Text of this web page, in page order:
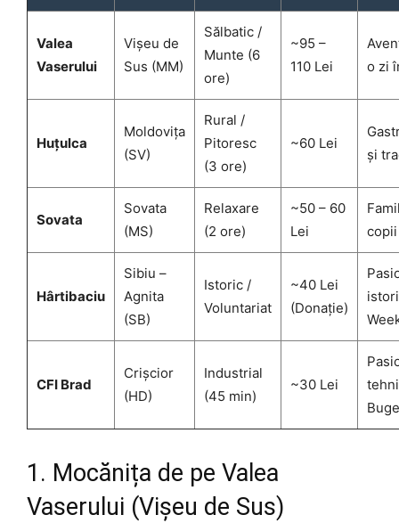
Valea
Vaserului
Vișeu de
Sus (MM)
Sălbatic /
Munte (6
ore)
~95 –
110 Lei
o zi
Huțulca
Moldovița
(SV)
Rural /
Pitoresc
(3 ore)
~60 Lei
și
Sovata
Sovata
(MS)
Relaxare
(2 ore)
~50 – 60
Lei
Hârtibaciu
Sibiu –
Agnita
(SB)
Istoric /
Voluntariat
~40 Lei
(Donație)
CFI Brad
Crișcior
(HD)
Industrial
(45 min)
~30 Lei
1. Mocănița de pe Valea
Vaserului (Vișeu de Sus)